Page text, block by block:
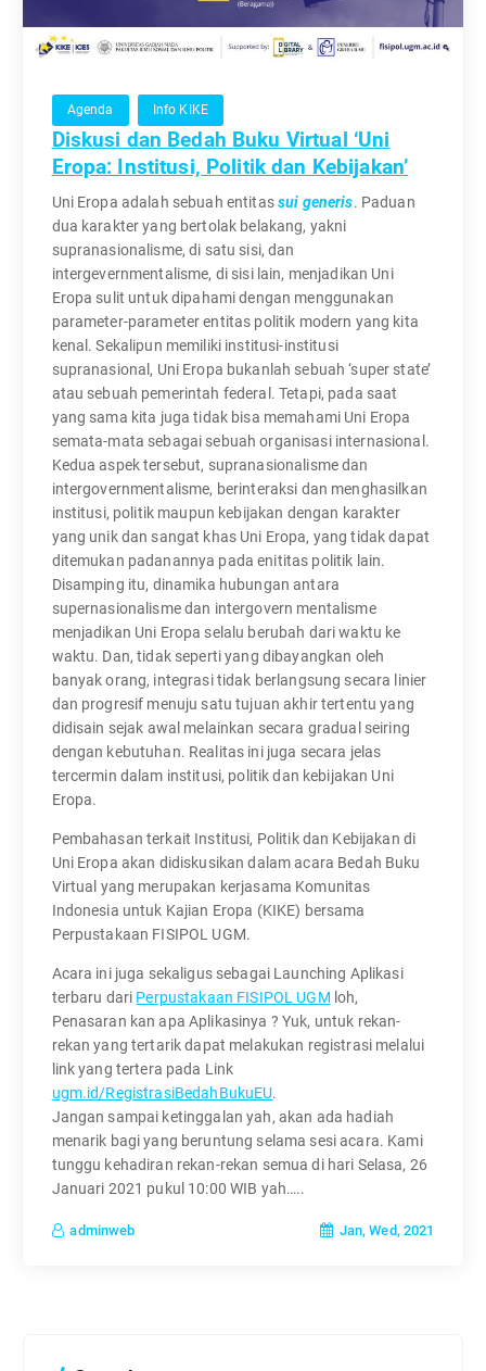
Agenda Info KIKE
Diskusi dan Bedah Buku Virtual ‘Uni
Eropa: Institusi, Politik dan Kebijakan’
Uni Eropa adalah sebuah entitassui generis. Paduan
dua karakter yang bertolak belakang, yakni
supranasionalisme, di satu sisi, dan
intergevernmentalisme, di sisi lain, menjadikan Uni
Eropa sulit untuk dipahami dengan menggunakan
parameter-parameter entitas politik modern yang kita
kenal. Sekalipun memiliki institusi-institusi
supranasional, Uni Eropa bukanlah sebuah ‘super state’
atau sebuah pemerintah federal. Tetapi, pada saat
yang sama kita juga tidak bisa memahami Uni Eropa
semata-mata sebagai sebuah organisasi internasional.
Kedua aspek tersebut, supranasionalisme dan
intergovernmentalisme, berinteraksi dan menghasilkan
institusi, politik maupun kebijakan dengan karakter
yang unik dan sangat khas Uni Eropa, yang tidak dapat
ditemukan padanannya pada enititas politik lain.
Disamping itu, dinamika hubungan antara
supernasionalisme dan intergovern mentalisme
menjadikan Uni Eropa selalu berubah dari waktu ke
waktu. Dan, tidak seperti yang dibayangkan oleh
banyak orang, integrasi tidak berlangsung secara linier
dan progresif menuju satu tujuan akhir tertentu yang
didisain sejak awal melainkan secara gradual seiring
dengan kebutuhan. Realitas ini juga secara jelas
tercermin dalam institusi, politik dan kebijakan Uni
Eropa.
Pembahasan terkait Institusi, Politik dan Kebijakan di
Uni Eropa akan didiskusikan dalam acara Bedah Buku
Virtual yang merupakan kerjasama Komunitas
Indonesia untuk Kajian Eropa (KIKE) bersama
Perpustakaan FISIPOL UGM.
Acara ini juga sekaligus sebagai Launching Aplikasi
terbaru dari Perpustakaan FISIPOL UGM loh,
Penasaran kan apa Aplikasinya ? Yuk, untuk rekan-
rekan yang tertarik dapat melakukan registrasi melalui
link yang tertera pada Link
ugm.id/RegistrasiBedahBukuEU.
Jangan sampai ketinggalan yah, akan ada hadiah
menarik bagi yang beruntung selama sesi acara. Kami
tunggu kehadiran rekan-rekan semua di hari Selasa, 26
Januari 2021 pukul 10:00 WIB yah…..
adminweb Jan, Wed, 2021